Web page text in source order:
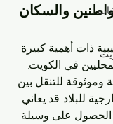
والسكان
ذات أهمية كبيرة
في الكويت.
للتنقل بين
للبلاد. قد يعاني
على وسيلة